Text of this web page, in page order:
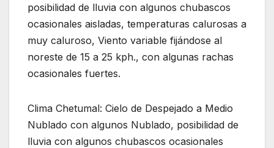
posibilidad de lluvia con algunos chubascos
ocasionales aisladas, temperaturas calurosas a
muy caluroso, Viento variable fijándose al
noreste de 15 a 25 kph., con algunas rachas
ocasionales fuertes.
Clima Chetumal: Cielo de Despejado a Medio
Nublado con algunos Nublado, posibilidad de
lluvia con algunos chubascos ocasionales